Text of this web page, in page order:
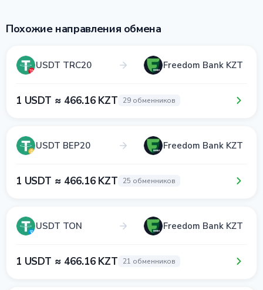
Похожие направления обмена
USDT TRC20 Freedom Bank KZT
1 USDT ≈ 466.16 KZT 29 обменников
USDT BEP20 Freedom Bank KZT
1 USDT ≈ 466.16 KZT 25 обменников
USDT TON Freedom Bank KZT
1 USDT ≈ 466.16 KZT 21 обменников